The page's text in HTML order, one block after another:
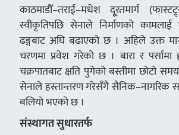
काठमाडौँ–तराई–मधेश दू्रतमार्ग
स्वीकृतिपछि सेनाले निर्माणको
ढङ्गबाट अघि बढाएको छ । अहिले उक्त
चरणमा प्रवेश गरेको छ । बारा र पर्सामा
चक्रपातबाट क्षति पुगेको बस्तीमा छोटो
सेनाले हस्तान्तरण गरेसँगै सैनिक–नागरिक
बलियो भएको छ ।
संस्थागत सुधारतर्फ